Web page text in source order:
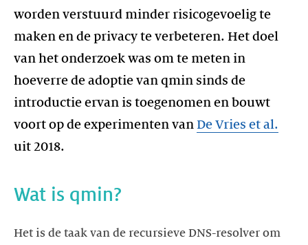
worden verstuurd minder risicogevoelig te
maken en de privacy te verbeteren. Het doel
van het onderzoek was om te meten in
hoeverre de adoptie van qmin sinds de
introductie ervan is toegenomen en bouwt
voort op de experimenten van De Vries et al.
uit 2018.
Wat is qmin?
Het is de taak van de recursieve DNS-resolver om